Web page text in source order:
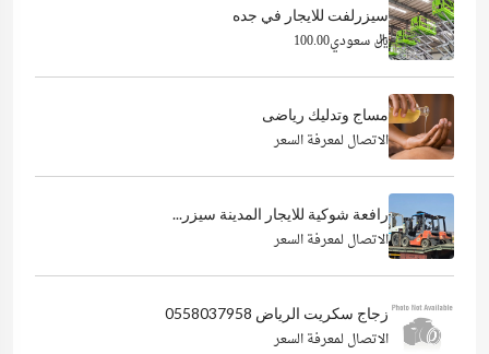
سيزرلفت للايجار في جده
ريال سعودي100.00
مساج وتدليك رياضى
الاتصال لمعرفة السعر
رافعة شوكية للايجار المدينة سيزر...
الاتصال لمعرفة السعر
زجاج سكريت الرياض 0558037958
الاتصال لمعرفة السعر